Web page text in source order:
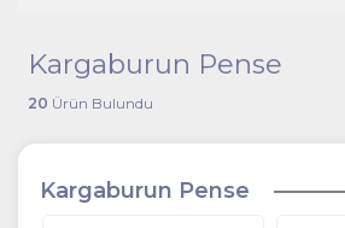
Kargaburun Pense
20 Ürün Bulundu
Kargaburun Pense